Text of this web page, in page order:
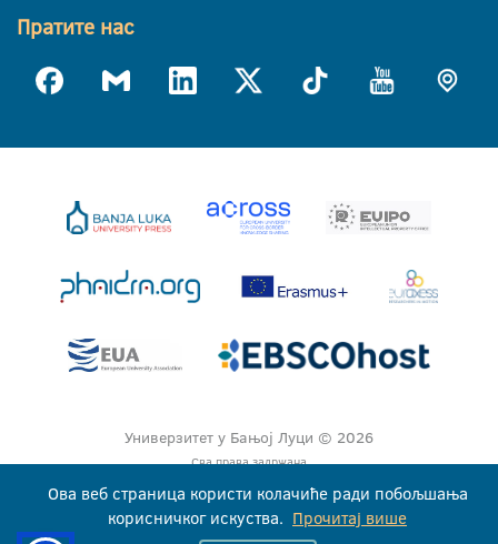
Пратите нас
Универзитет у Бањој Луци © 2026
Сва права задржана
Ова веб страница користи колачиће ради побољшања
корисничког искуства. Прочитај више